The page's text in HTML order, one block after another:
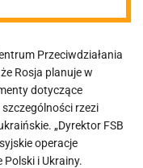
o
Przeciwdziałania
Rosja planuje w
dotyczące
rzezi
„Dyrektor FSB
operacje
Polski i Ukrainy.